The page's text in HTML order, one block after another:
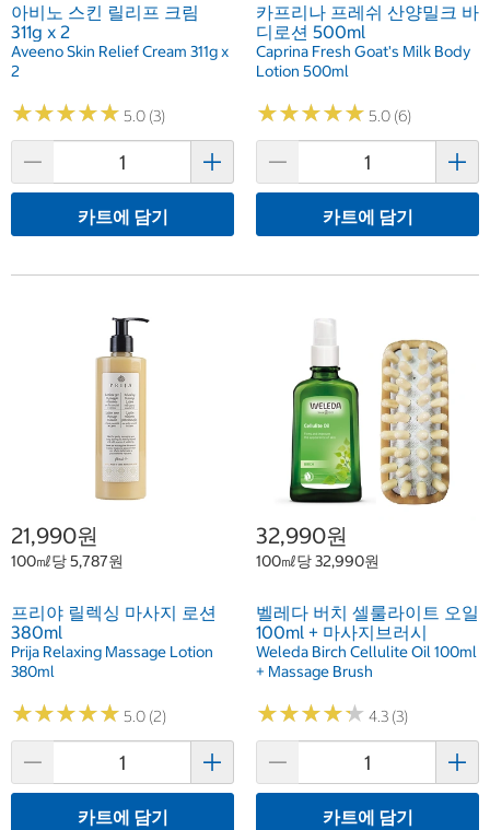
아비노 스킨 릴리프 크림
311g x 2
Aveeno Skin Relief Cream 311g x
2
★★★★★
★★★★★ 5.0 (3)
카트에 담기
카프리나 프레쉬 산양밀크 바
디로션 500ml
Caprina Fresh Goat's Milk Body
Lotion 500ml
★★★★★
★★★★★ 5.0 (6)
카트에 담기
21,990원
100㎖당 5,787원
프리야 릴렉싱 마사지 로션
380ml
Prija Relaxing Massage Lotion
380ml
★★★★★
★★★★★ 5.0 (2)
카트에 담기
32,990원
100㎖당 32,990원
벨레다 버치 셀룰라이트 오일
100ml + 마사지브러시
Weleda Birch Cellulite Oil 100ml
+ Massage Brush
★★★★★
★★★★★ 4.3 (3)
카트에 담기